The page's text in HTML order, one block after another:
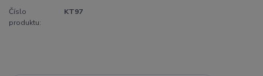
Číslo
produktu:
KT97